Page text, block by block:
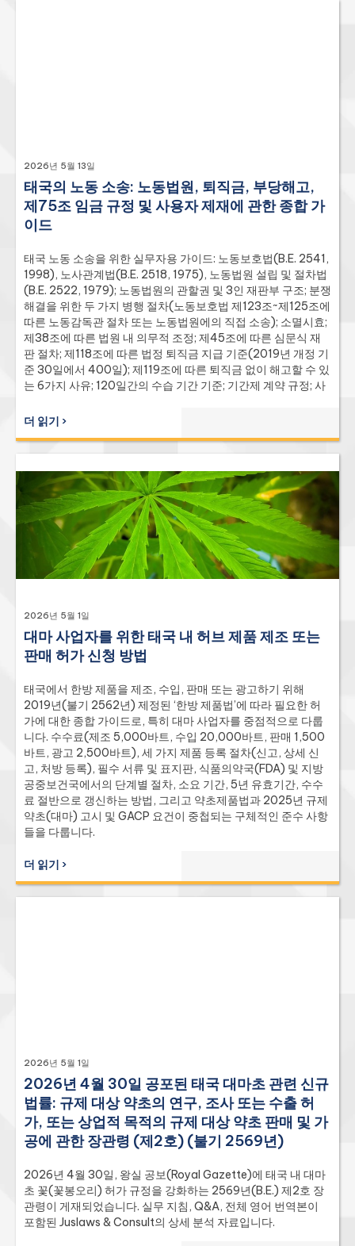
2026년 5월 13일
태국의 노동 소송: 노동법원, 퇴직금, 부당해고,
제75조 임금 규정 및 사용자 제재에 관한 종합 가
이드
태국 노동 소송을 위한 실무자용 가이드: 노동보호법(B.E. 2541,
1998), 노사관계법(B.E. 2518, 1975), 노동법원 설립 및 절차법
(B.E. 2522, 1979); 노동법원의 관할권 및 3인 재판부 구조; 분쟁
해결을 위한 두 가지 병행 절차(노동보호법 제123조~제125조에
따른 노동감독관 절차 또는 노동법원에의 직접 소송); 소멸시효;
제38조에 따른 법원 내 의무적 조정; 제45조에 따른 심문식 재
판 절차; 제118조에 따른 법정 퇴직금 지급 기준(2019년 개정 기
준 30일에서 400일); 제119조에 따른 퇴직금 없이 해고할 수 있
는 6가지 사유; 120일간의 수습 기간 기준; 기간제 계약 규정; 사
조에 따른 15% 이자 및 15% 가산금; 제75조에 따른 일시적 업무
LCEPA 제49조에 따른 부당해고 손해배상 및 최근 대법원 판례
(4630/2565, 1757-1772/2564, 6729/2561); LPA 제144조
부터 제159조에 따른 고용주 형사 처벌의 전체 목록; 근로자 보
상 기금 및 사회보장청에서의 병행 절차; 전문 사건 항소 법원을
거쳐 허가를 받아 대법원으로 이어지는 항소 경로; 법 집행부를
통한 집행; 외국인 및 이주 근로자에 대한 특별 고려 사항. 포괄적
인 Q&A 포함.
더 읽기 ›
2026년 5월 1일
대마 사업자를 위한 태국 내 허브 제품 제조 또는
판매 허가 신청 방법
태국에서 한방 제품을 제조, 수입, 판매 또는 광고하기 위해
2019년(불기 2562년) 제정된 ‘한방 제품법’에 따라 필요한 허
가에 대한 종합 가이드로, 특히 대마 사업자를 중점적으로 다룹
니다. 수수료(제조 5,000바트, 수입 20,000바트, 판매 1,500
바트, 광고 2,500바트), 세 가지 제품 등록 절차(신고, 상세 신
고, 처방 등록), 필수 서류 및 표지판, 식품의약국(FDA) 및 지방
공중보건국에서의 단계별 절차, 소요 기간, 5년 유효기간, 수수
료 절반으로 갱신하는 방법, 그리고 약초제품법과 2025년 규제
약초(대마) 고시 및 GACP 요건이 중첩되는 구체적인 준수 사항
들을 다룹니다.
더 읽기 ›
2026년 5월 1일
2026년 4월 30일 공포된 태국 대마초 관련 신규
법률: 규제 대상 약초의 연구, 조사 또는 수출 허
가, 또는 상업적 목적의 규제 대상 약초 판매 및 가
공에 관한 장관령 (제2호) (불기 2569년)
2026년 4월 30일, 왕실 공보(Royal Gazette)에 태국 내 대마
초 꽃(꽃봉오리) 허가 규정을 강화하는 2569년(B.E.) 제2호 장
관령이 게재되었습니다. 실무 지침, Q&A, 전체 영어 번역본이
포함된 Juslaws & Consult의 상세 분석 자료입니다.